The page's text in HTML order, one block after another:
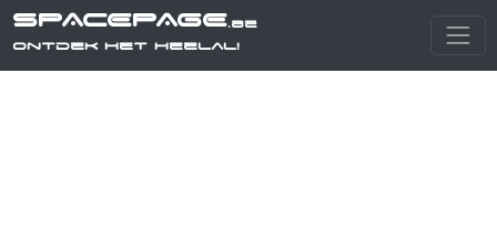
SPACEPAGE.be
Ontdek het heelal!